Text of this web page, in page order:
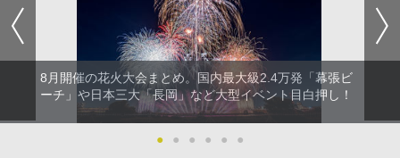
8月開催の花火大会まとめ。国内最大級2.4万発「幕張ビ
ーチ」や日本三大「長岡」など大型イベント目白押し！
● ● ● ● ● ●